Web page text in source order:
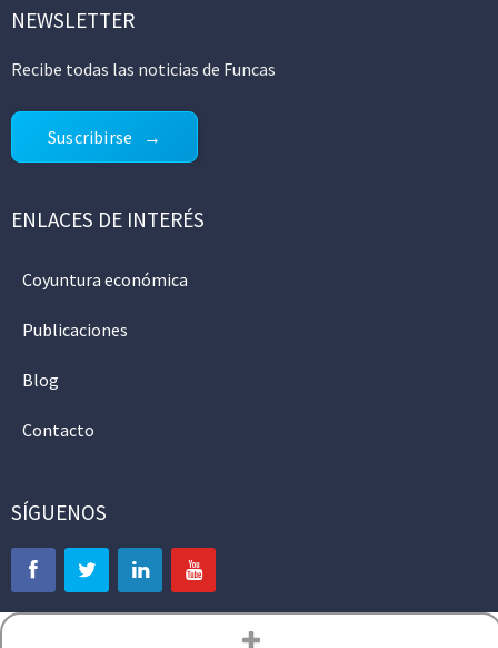
NEWSLETTER
Recibe todas las noticias de Funcas
Suscribirse
ENLACES DE INTERÉS
Coyuntura económica
Publicaciones
Blog
Contacto
SÍGUENOS